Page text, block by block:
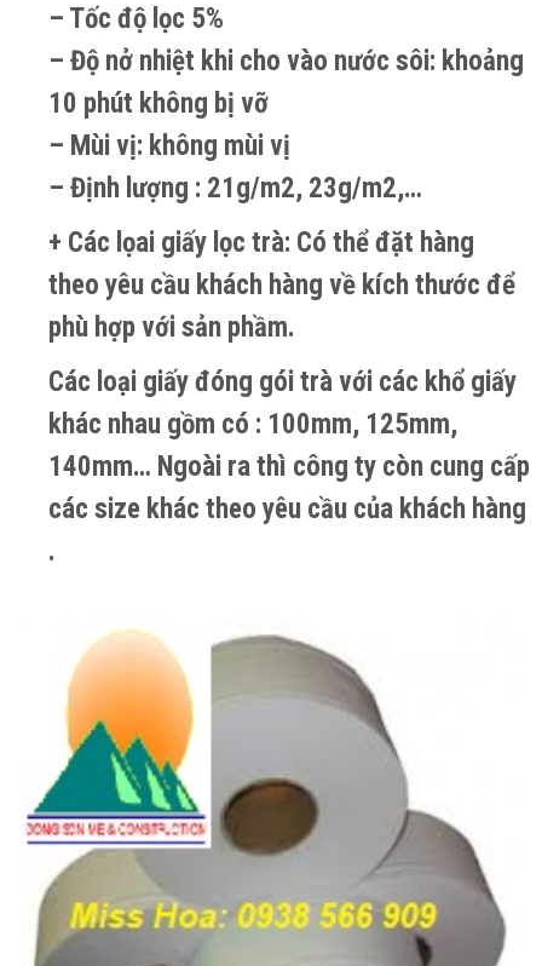
– Tốc độ lọc 5%
– Độ nở nhiệt khi cho vào nước sôi: khoảng
10 phút không bị vỡ
– Mùi vị: không mùi vị
– Định lượng : 21g/m2, 23g/m2,…
+ Các lọai giấy lọc trà: Có thể đặt hàng
theo yêu cầu khách hàng về kích thước để
phù hợp với sản phầm.
Các loại giấy đóng gói trà với các khổ giấy
khác nhau gồm có : 100mm, 125mm,
140mm… Ngoài ra thì công ty còn cung cấp
các size khác theo yêu cầu của khách hàng
.